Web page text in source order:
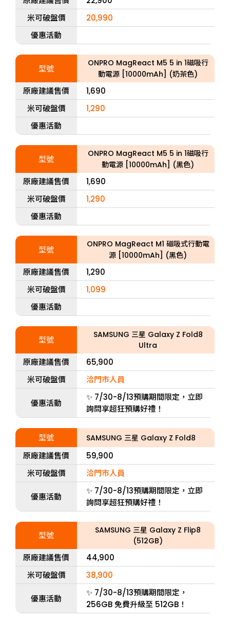
米可破盤價
20,990
優惠活動
型號
ONPRO MagReact M5 5 in 1磁吸行
動電源 [10000mAh] (奶茶色)
原廠建議售價
1,690
米可破盤價
1,290
優惠活動
型號
ONPRO MagReact M5 5 in 1磁吸行
動電源 [10000mAh] (黑色)
原廠建議售價
1,690
米可破盤價
1,290
優惠活動
型號
ONPRO MagReact M1 磁吸式行動電
源 [10000mAh] (黑色)
原廠建議售價
1,290
米可破盤價
1,099
優惠活動
型號
SAMSUNG 三星 Galaxy Z Fold8
Ultra
原廠建議售價
65,900
米可破盤價
洽門市人員
優惠活動
✨ 7/30-8/13預購期間限定，立即
詢問享超狂預購好禮！
型號 SAMSUNG 三星 Galaxy Z Fold8
原廠建議售價
59,900
米可破盤價
洽門市人員
優惠活動
✨ 7/30-8/13預購期間限定，立即
詢問享超狂預購好禮！
型號
SAMSUNG 三星 Galaxy Z Flip8
(512GB)
原廠建議售價
44,900
米可破盤價
38,900
優惠活動
✨ 7/30-8/13預購期間限定，
256GB 免費升級至 512GB！